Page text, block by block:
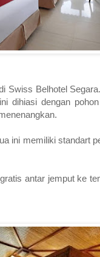
Swiss Belhotel
dihiasi dengan
ini memiliki standart
antar jemput ke